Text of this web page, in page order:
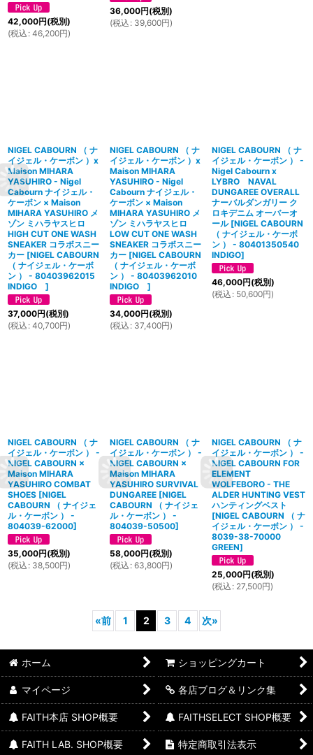
42,000円(税別)
(税込 : 46,200円)
36,000円(税別)
(税込 : 39,600円)
NIGEL CABOURN （ ナ
イジェル・ケーボン ）x
Maison MIHARA
YASUHIRO - Nigel
Cabourn ナイジェル・
ケーボン × Maison
MIHARA YASUHIRO メ
ゾン ミハラヤスヒロ
HIGH CUT ONE WASH
SNEAKER コラボスニー
カー [NIGEL CABOURN
（ ナイジェル・ケーボ
ン ） - 80403962015
INDIGO ]
37,000円(税別)
(税込 : 40,700円)
NIGEL CABOURN （ ナ
イジェル・ケーボン ）x
Maison MIHARA
YASUHIRO - Nigel
Cabourn ナイジェル・
ケーボン × Maison
MIHARA YASUHIRO メ
ゾン ミハラヤスヒロ
LOW CUT ONE WASH
SNEAKER コラボスニー
カー [NIGEL CABOURN
（ ナイジェル・ケーボ
ン ） - 80403962010
INDIGO ]
34,000円(税別)
(税込 : 37,400円)
NIGEL CABOURN （ ナ
イジェル・ケーボン ） -
Nigel Cabourn x
LYBRO NAVAL
DUNGAREE OVERALL
ナーバルダンガリー ク
ロキデニム オーバーオ
ール [NIGEL CABOURN
（ ナイジェル・ケーボ
ン ） - 80401350540
INDIGO]
46,000円(税別)
(税込 : 50,600円)
NIGEL CABOURN （ ナ
イジェル・ケーボン ） -
NIGEL CABOURN ×
Maison MIHARA
YASUHIRO COMBAT
SHOES [NIGEL
CABOURN （ ナイジェ
ル・ケーボン ） -
804039-62000]
35,000円(税別)
(税込 : 38,500円)
NIGEL CABOURN （ ナ
イジェル・ケーボン ） -
NIGEL CABOURN ×
Maison MIHARA
YASUHIRO SURVIVAL
DUNGAREE [NIGEL
CABOURN （ ナイジェ
ル・ケーボン ） -
804039-50500]
58,000円(税別)
(税込 : 63,800円)
NIGEL CABOURN （ ナ
イジェル・ケーボン ） -
NIGEL CABOURN FOR
ELEMENT
WOLFEBORO - THE
ALDER HUNTING VEST
ハンティングベスト
[NIGEL CABOURN （ ナ
イジェル・ケーボン ） -
8039-38-70000
GREEN]
25,000円(税別)
(税込 : 27,500円)
«前 1 2 3 4 次»
ホーム ショッピングカート
マイページ 各店ブログ＆リンク集
FAITH本店 SHOP概要 FAITHSELECT SHOP概要
FAITH LAB. SHOP概要 特定商取引法表示